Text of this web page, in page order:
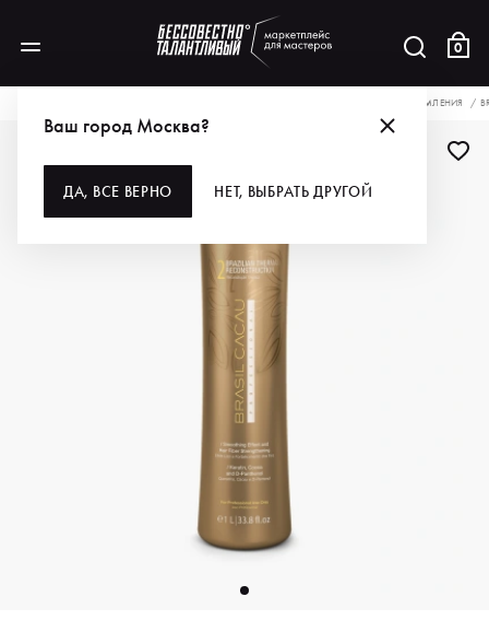
0
Ваш город Москва?
ДА, ВСЕ ВЕРНО НЕТ, ВЫБРАТЬ ДРУГОЙ
ДЛЯ РАЗГЛАЖИВАНИЯ И ВЫПРЯМЛЕНИЯ